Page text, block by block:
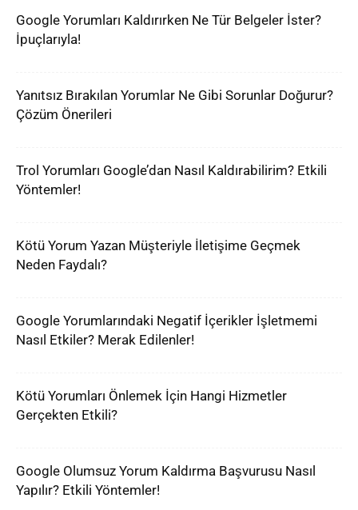
Google Yorumları Kaldırırken Ne Tür Belgeler İster?
İpuçlarıyla!
Yanıtsız Bırakılan Yorumlar Ne Gibi Sorunlar Doğurur?
Çözüm Önerileri
Trol Yorumları Google’dan Nasıl Kaldırabilirim? Etkili
Yöntemler!
Kötü Yorum Yazan Müşteriyle İletişime Geçmek
Neden Faydalı?
Google Yorumlarındaki Negatif İçerikler İşletmemi
Nasıl Etkiler? Merak Edilenler!
Kötü Yorumları Önlemek İçin Hangi Hizmetler
Gerçekten Etkili?
Google Olumsuz Yorum Kaldırma Başvurusu Nasıl
Yapılır? Etkili Yöntemler!